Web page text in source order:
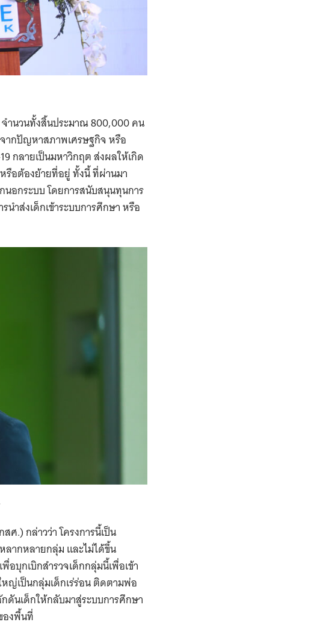
ำนวนทั้งสิ้นประมาณ 800,000 คน
ากปัญหาสภาพเศรษฐกิจ หรือ
กลายเป็นมหาวิกฤต ส่งผลให้เกิด
หรือต้องย้ายที่อยู่ ทั้งนี้ ที่ผ่านมา
อกระบบ โดยการสนับสนุนทุนการ
นำส่งเด็กเข้าระบบการศึกษา หรือ
.) กล่าวว่า โครงการนี้เป็น
ลากหลายกลุ่ม และไม่ได้ขึ้น
บุกเบิกสำรวจเด็กกลุ่มนี้เพื่อเข้า
ญ่เป็นกลุ่มเด็กเร่ร่อน ติดตามพ่อ
ดันเด็กให้กลับมาสู่ระบบการศึกษา
องพื้นที่